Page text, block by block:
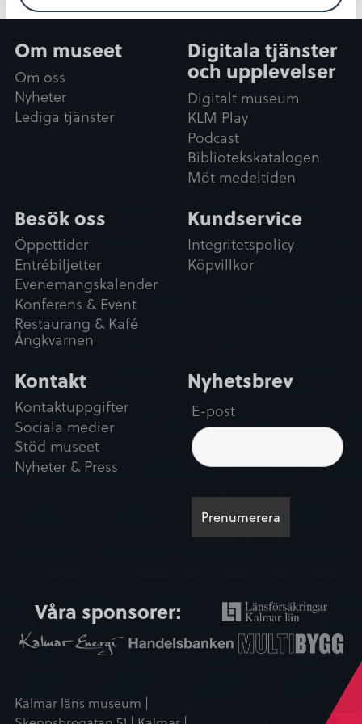
Om museet
Om oss
Nyheter
Lediga tjänster
Digitala tjänster
och upplevelser
Digitalt museum
KLM Play
Podcast
Bibliotekskatalogen
Möt medeltiden
Besök oss
Öppettider
Entrébiljetter
Evenemangskalender
Konferens & Event
Restaurang & Kafé
Ångkvarnen
Kundservice
Integritetspolicy
Köpvillkor
Kontakt
Kontaktuppgifter
Sociala medier
Stöd museet
Nyheter & Press
Nyhetsbrev
E-post
Våra sponsorer:
Kalmar läns museum |